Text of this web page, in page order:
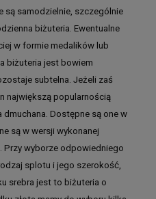
są samodzielnie, szczególnie
biżuteria. Ewentualne
w formie medalików lub
biżuteria jest bowiem
subtelna. Jeżeli zaś
największą popularnością
Dostępne są one w
są w wersji wykonanej
Przy wyborze odpowiedniego
splotu i jego szerokość,
srebra jest to biżuteria o